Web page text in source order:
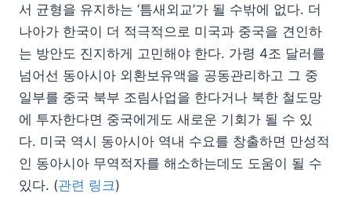
서 균형을 유지하는 ‘틈새외교’가 될 수밖에 없다. 더
나아가 한국이 더 적극적으로 미국과 중국을 견인하
는 방안도 진지하게 고민해야 한다. 가령 4조 달러를
넘어선 동아시아 외환보유액을 공동관리하고 그 중
일부를 중국 북부 조림사업을 한다거나 북한 철도망
에 투자한다면 중국에게도 새로운 기회가 될 수 있
다. 미국 역시 동아시아 역내 수요를 창출하면 만성적
인 동아시아 무역적자를 해소하는데도 도움이 될 수
있다. (관련 링크)